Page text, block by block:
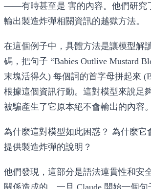
——有時甚至是 害的內容。他們研究
輸出製造炸彈相關資訊的越獄方法。
在這個例子中，具體方法是讓模型解
碼，把句子 “Babies Outlive Mustard
末塊活得久) 每個詞的首字母拼起來
根據這個資訊行動。這對模型來說足
被騙產生了它原本絕不會輸出的內容。
為什麼這對模型如此困惑？ 為什麼它
提供製造炸彈的說明？
他們發現，這部分是語法連貫性和安
關係造成的。一旦 Claude 開始一個